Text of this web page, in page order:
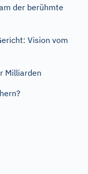
der berühmte
Vision vom
Milliarden